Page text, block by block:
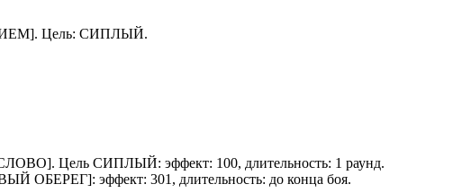
]. Цель: СИПЛЫЙ.
]. Цель СИПЛЫЙ: эффект: 100, длительность: 1 раунд.
ОБЕРЕГ]: эффект: 301, длительность: до конца боя.